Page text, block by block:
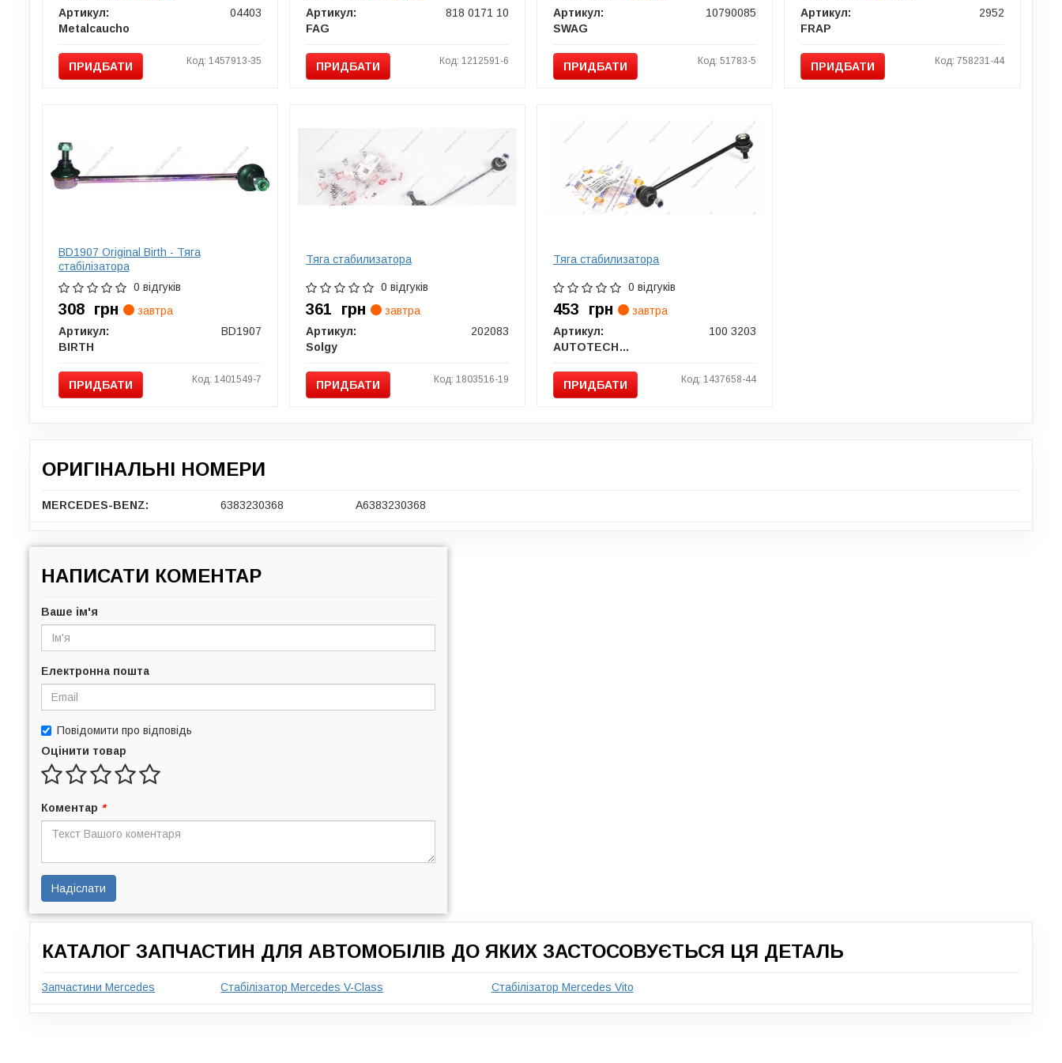
Артикул:
04403
Metalcaucho
ПРИДБАТИ Код: 1457913-35
Артикул:
818 0171 10
FAG
ПРИДБАТИ Код: 1212591-6
Артикул:
10790085
SWAG
ПРИДБАТИ Код: 51783-5
Артикул:
2952
FRAP
ПРИДБАТИ Код: 758231-44
BD1907 Original Birth - Тяга
стабілізатора
0 відгуків
308 грн
завтра
Артикул:
BD1907
BIRTH
ПРИДБАТИ Код: 1401549-7
Тяга стабилизатора
0 відгуків
361 грн
завтра
Артикул:
202083
Solgy
ПРИДБАТИ Код: 1803516-19
Тяга стабилизатора
0 відгуків
453 грн
завтра
Артикул:
100 3203
AUTOTECHTEILE
ПРИДБАТИ Код: 1437658-44
ОРИГІНАЛЬНІ НОМЕРИ
MERCEDES-BENZ: 6383230368 A6383230368
НАПИСАТИ КОМЕНТАР
Ваше ім'я
Електронна пошта
Повідомити про відповідь
Оцінити товар
Коментар *
Надіслати
КАТАЛОГ ЗАПЧАСТИН ДЛЯ АВТОМОБІЛІВ ДО ЯКИХ ЗАСТОСОВУЄТЬСЯ ЦЯ ДЕТАЛЬ
Запчастини Mercedes Стабілізатор Mercedes V-Class Стабілізатор Mercedes Vito